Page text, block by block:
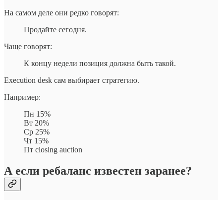
На самом деле они редко говорят:
Продайте сегодня.
Чаще говорят:
К концу недели позиция должна быть такой.
Execution desk сам выбирает стратегию.
Например:
Пн 15%
Вт 20%
Ср 25%
Чт 15%
Пт closing auction
А если ребаланс известен заранее?